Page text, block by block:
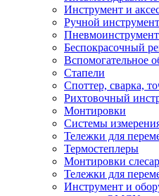
Инструмент и
Ручной
Пневмоинструмент
Беспокрасочный
Вспомогательное
Стапели
Споттер, сварка,
Рихтовочный
Монтировки
Системы
Тележки для
Термостеплеры
Монтировки
Тележки для
Инструмент и